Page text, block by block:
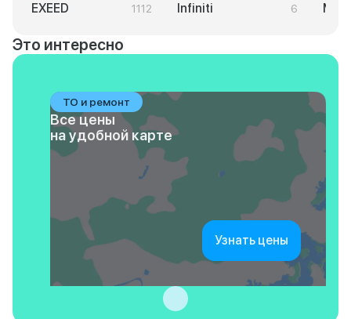
EXEED 1112 Infiniti 6
Это интересно
ТО и ремонт
Все цены
на удобной карте
Узнать цены